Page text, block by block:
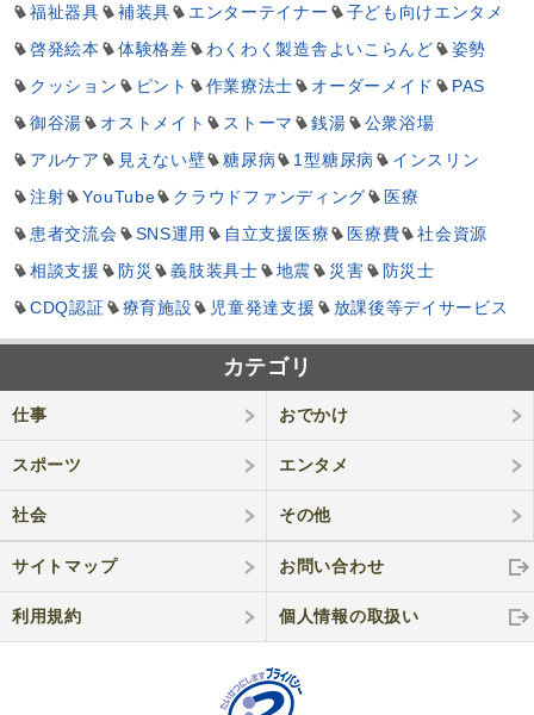
福祉器具
補装具 エンターテイナー
子ども向けエンタメ
啓発絵本
体験格差 わくわく製造舎よいこらんど
姿勢
クッション
ピント 作業療法士 オーダーメイド
PAS
御谷湯
オストメイト ストーマ 銭湯
公衆浴場
アルケア
見えない壁 糖尿病 1型糖尿病
インスリン
注射
YouTube クラウドファンディング
医療
患者交流会
SNS運用 自立支援医療 医療費
社会資源
相談支援
防災 義肢装具士 地震 災害
防災士
CDQ認証
療育施設 児童発達支援 放課後等デイサービス
カテゴリ
仕事 おでかけ
スポーツ エンタメ
社会 その他
サイトマップ お問い合わせ
利用規約 個人情報の取扱い